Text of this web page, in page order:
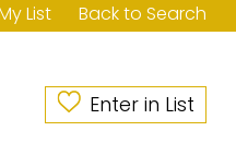
List Back to Search
Enter in List